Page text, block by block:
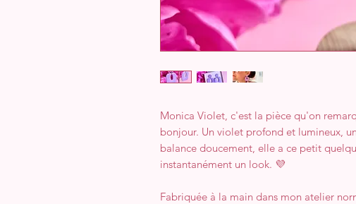
Monica Violet, c'est la pièce qu'on
bonjour. Un violet profond et lumineux,
balance doucement, elle a ce petit
instantanément un look. 💜
Fabriquée à la main dans mon atelier